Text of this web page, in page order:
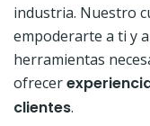
industria. Nuestro
empoderarte a ti y
herramientas
ofrecer
clientes.